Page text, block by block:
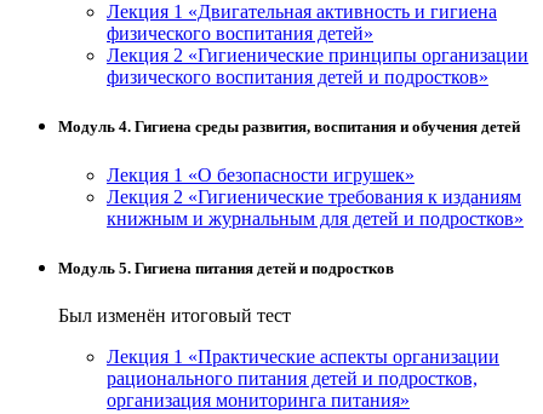
Лекция 1 «Двигательная активность и гигиена
физического воспитания детей»
Лекция 2 «Гигиенические принципы организации
физического воспитания детей и подростков»
Модуль 4. Гигиена среды развития, воспитания и обучения детей
Лекция 1 «О безопасности игрушек»
Лекция 2 «Гигиенические требования к изданиям
книжным и журнальным для детей и подростков»
Модуль 5. Гигиена питания детей и подростков
Был изменён итоговый тест
Лекция 1 «Практические аспекты организации
рационального питания детей и подростков,
организация мониторинга питания»